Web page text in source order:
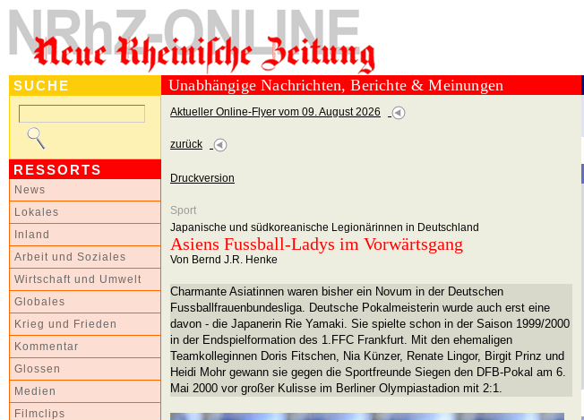
SUCHE
RESSORTS
News
Lokales
Inland
Arbeit und Soziales
Wirtschaft und Umwelt
Globales
Krieg und Frieden
Kommentar
Glossen
Medien
Filmclips
Unabhängige Nachrichten, Berichte & Meinungen
Aktueller Online-Flyer vom 09. August 2026
zurück
Druckversion
Sport
Japanische und südkoreanische Legionärinnen in Deutschland
Asiens Fussball-Ladys im Vorwärtsgang
Von Bernd J.R. Henke
Charmante Asiatinnen waren bisher ein Novum in der Deutschen
Fussballfrauenbundesliga. Deutsche Pokalmeisterin wurde auch erst eine
davon - die Japanerin Rie Yamaki. Sie spielte schon in der Saison 1999/2000
in der Endspielformation des 1.FFC Frankfurt. Mit den ehemaligen
Teamkolleginnen Doris Fitschen, Nia Künzer, Renate Lingor, Birgit Prinz und
Heidi Mohr gewann sie gegen die Sportfreunde Siegen den DFB-Pokal am 6.
Mai 2000 vor großer Kulisse im Berliner Olympiastadion mit 2:1.